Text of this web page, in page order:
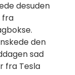
desuden
fra
den
sad
fra Tesla